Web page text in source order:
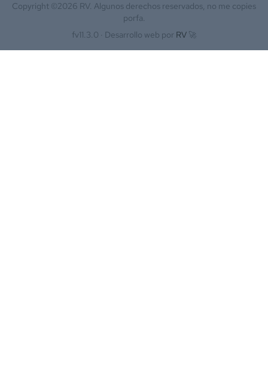
Copyright ©2026 RV. Algunos derechos reservados, no me copies
porfa.
fv11.3.0 · Desarrollo web por RV 🚀